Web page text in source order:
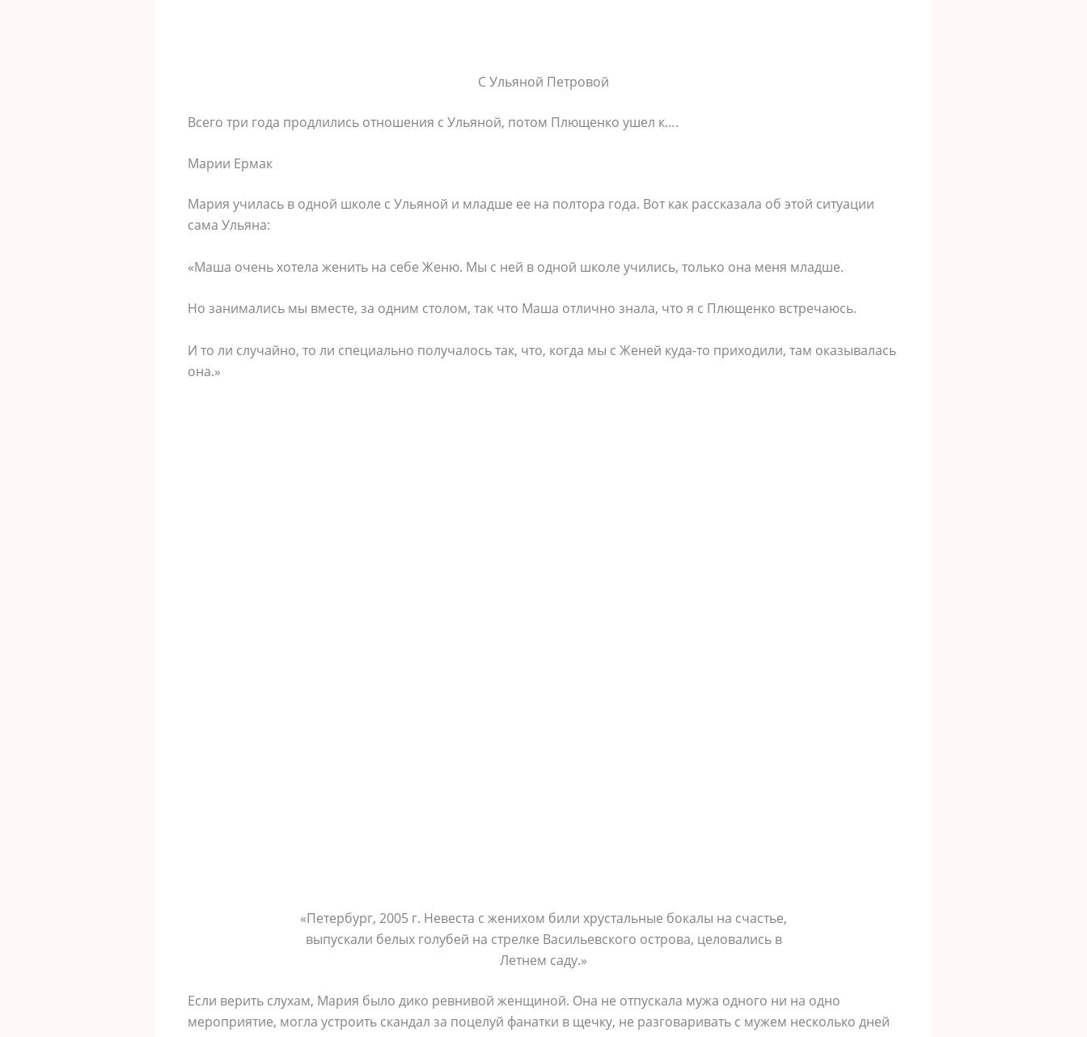
С Ульяной Петровой
Всего три года продлились отношения с Ульяной, потом Плющенко ушел к….
Марии Ермак
Мария училась в одной школе с Ульяной и младше ее на полтора года. Вот как рассказала об этой ситуации
сама Ульяна:
«Маша очень хотела женить на себе Женю. Мы с ней в одной школе учились, только она меня младше.
Но занимались мы вместе, за одним столом, так что Маша отлично знала, что я с Плющенко встречаюсь.
И то ли случайно, то ли специально получалось так, что, когда мы с Женей куда-то приходили, там оказывалась
она.»
«Петербург, 2005 г. Невеста с женихом били хрустальные бокалы на счастье,
выпускали белых голубей на стрелке Васильевского острова, целовались в
Летнем саду.»
Если верить слухам, Мария было дико ревнивой женщиной. Она не отпускала мужа одного ни на одно
мероприятие, могла устроить скандал за поцелуй фанатки в щечку, не разговаривать с мужем несколько дней